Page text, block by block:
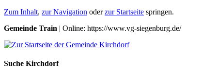
Zum Inhalt, zur Navigation oderzur Startseite springen.
Gemeinde Train | Online: https://www.vg-siegenburg.de/
Suche Kirchdorf